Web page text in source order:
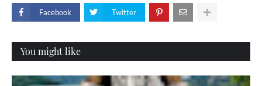
Facebook Twitter
You might like